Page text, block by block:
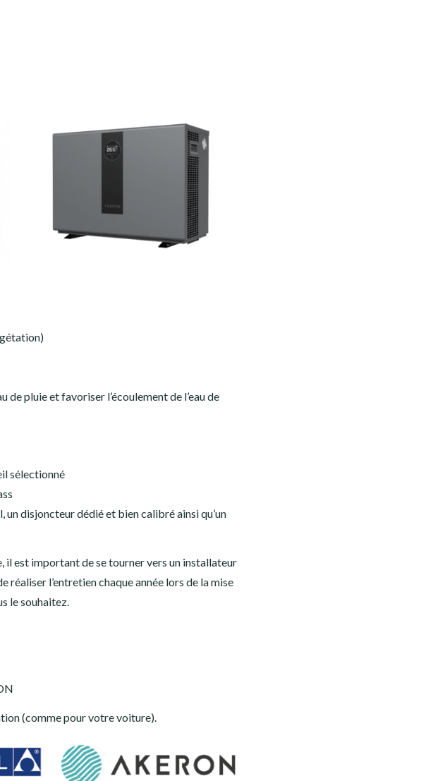
pluie et favoriser l’écoulement de l’eau de
sélectionné
disjoncteur dédié et bien calibré ainsi qu’un
il est important de se tourner vers un installateur
réaliser l’entretien chaque année lors de la mise
le souhaitez.
(comme pour votre voiture).